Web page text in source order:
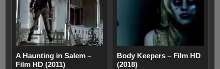
A Haunting in Salem –
Film HD (2011)
Body Keepers – Film HD
(2018)